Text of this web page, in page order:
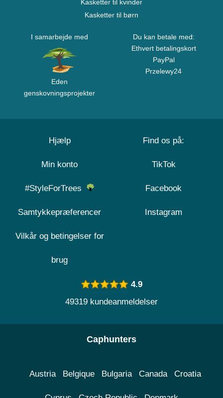
Kasketter til kvinder
Kasketter til børn
I samarbejde med
Eden
genskovningsprojekter
Du kan betale med:
Ethvert betalingskort
PayPal
Przelewy24
Hjælp
Min konto
#StyleForTrees
Samtykkepræferencer
Vilkår og betingelser for
brug
Find os på:
TikTok
Facebook
Instagram
4.9
49319 kundeanmeldelser
Caphunters
Austria Belgique Bulgaria Canada Croatia